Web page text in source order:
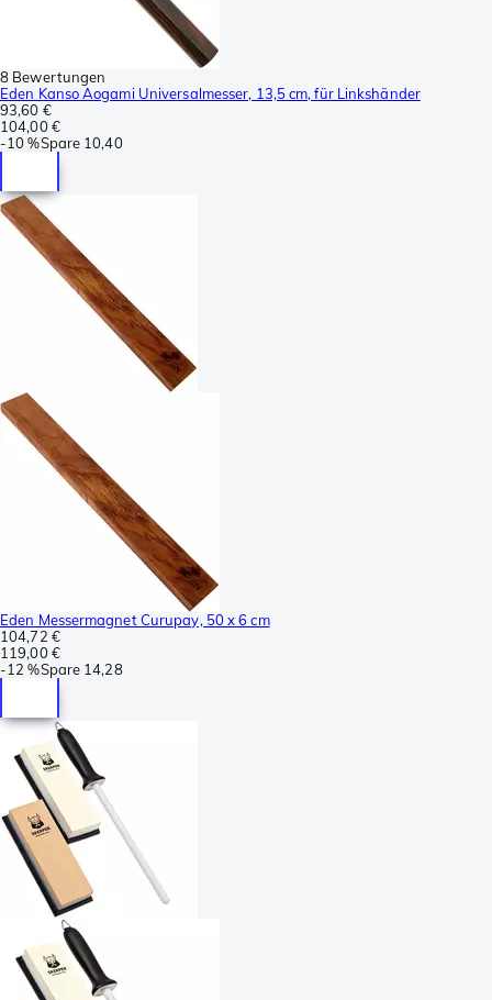
8 Bewertungen
Eden Kanso Aogami Universalmesser, 13,5 cm, für Linkshänder
93,60 €
104,00 €
-10 %Spare 10,40
Eden Messermagnet Curupay, 50 x 6 cm
104,72 €
119,00 €
-12 %Spare 14,28